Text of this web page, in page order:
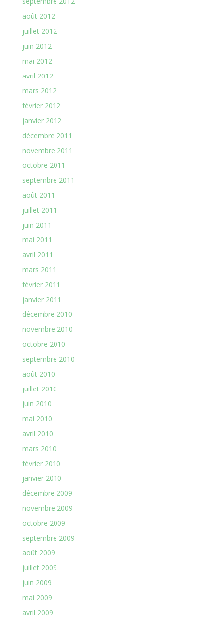
août 2012
juillet 2012
juin 2012
mai 2012
avril 2012
mars 2012
février 2012
janvier 2012
décembre 2011
novembre 2011
octobre 2011
septembre 2011
août 2011
juillet 2011
juin 2011
mai 2011
avril 2011
mars 2011
février 2011
janvier 2011
décembre 2010
novembre 2010
octobre 2010
septembre 2010
août 2010
juillet 2010
juin 2010
mai 2010
avril 2010
mars 2010
février 2010
janvier 2010
décembre 2009
novembre 2009
octobre 2009
septembre 2009
août 2009
juillet 2009
juin 2009
mai 2009
avril 2009